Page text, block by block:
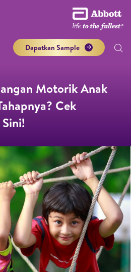
Dapatkan Sample
Motorik Anak
Cek